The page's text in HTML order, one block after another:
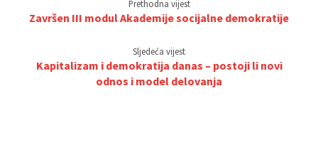
Prethodna vijest
Završen III modul Akademije socijalne demokratije
Sljedeća vijest
Kapitalizam i demokratija danas – postoji li novi
odnos i model delovanja